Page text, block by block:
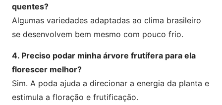
quentes?
Algumas variedades adaptadas ao clima brasileiro
se desenvolvem bem mesmo com pouco frio.
4. Preciso podar minha árvore frutífera para ela
florescer melhor?
Sim. A poda ajuda a direcionar a energia da planta e
estimula a floração e frutificação.